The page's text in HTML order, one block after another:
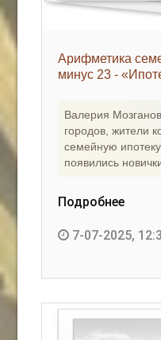
Арифметика
минус 23 -
Валерия
городов, жители
семейную ипотеку
появились
Подробнее
7-07-2025,